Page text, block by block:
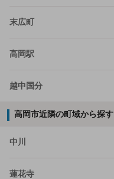
末広町
高岡駅
越中国分
高岡市近隣の町域から探す
中川
蓮花寺